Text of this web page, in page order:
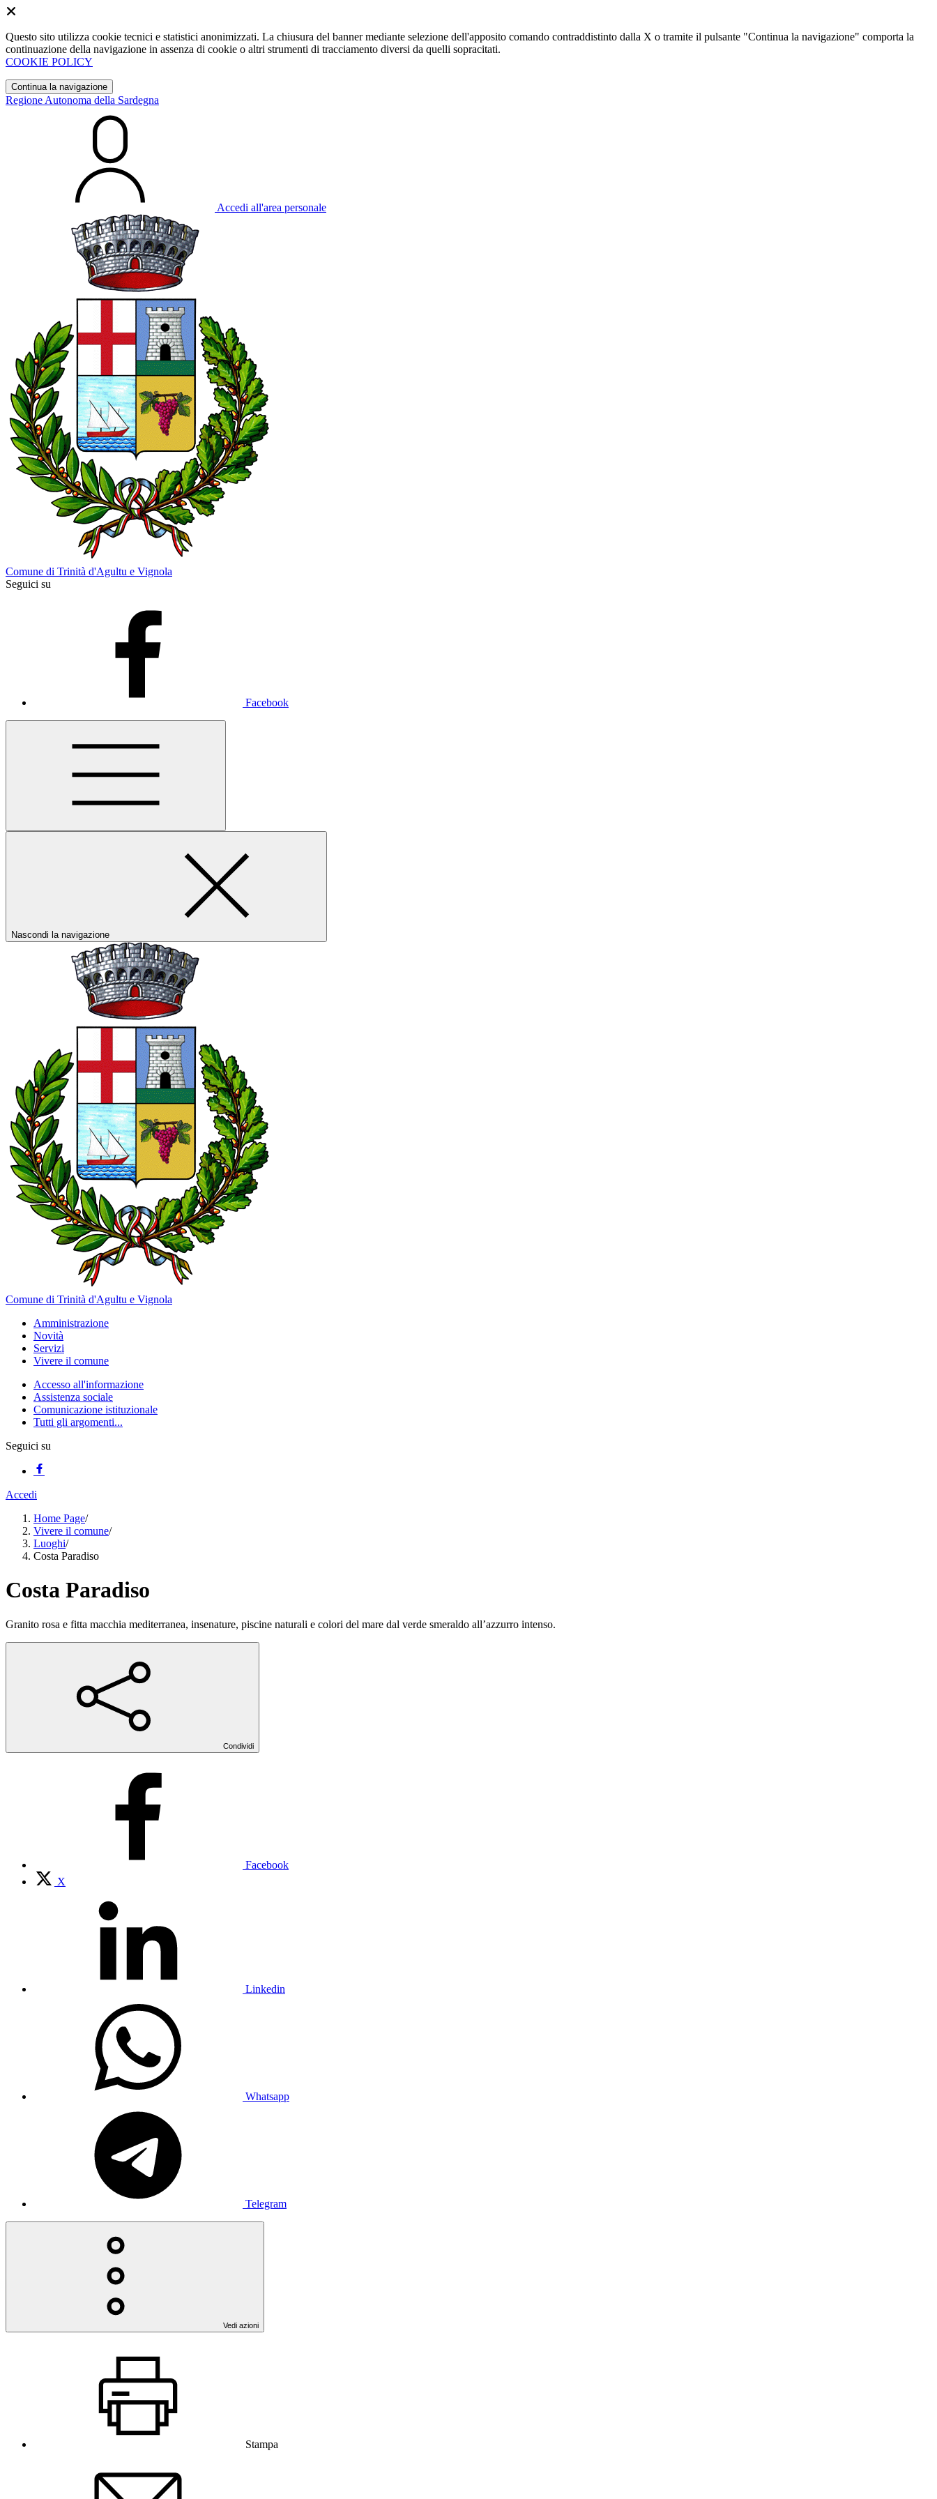
Questo sito utilizza cookie tecnici e statistici anonimizzati. La chiusura del banner mediante selezione dell'apposito comando contraddistinto dalla X o tramite il pulsante "Continua la navigazione" comporta la
continuazione della navigazione in assenza di cookie o altri strumenti di tracciamento diversi da quelli sopracitati.
COOKIE POLICY
Continua la navigazione
Regione Autonoma della Sardegna
Accedi all'area personale
Comune di Trinità d'Agultu e Vignola
Seguici su
Facebook
Nascondi la navigazione
Comune di Trinità d'Agultu e Vignola
Amministrazione
Novità
Servizi
Vivere il comune
Accesso all'informazione
Assistenza sociale
Comunicazione istituzionale
Tutti gli argomenti...
Seguici su
Accedi
Home Page/
Vivere il comune/
Luoghi/
Costa Paradiso
Costa Paradiso
Granito rosa e fitta macchia mediterranea, insenature, piscine naturali e colori del mare dal verde smeraldo all’azzurro intenso.
Condividi
Facebook
X
Linkedin
Whatsapp
Telegram
Vedi azioni
Stampa